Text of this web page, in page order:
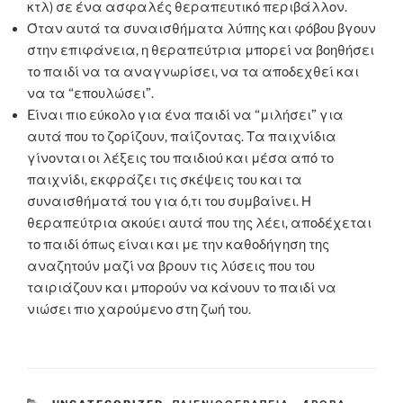
κτλ) σε ένα ασφαλές θεραπευτικό περιβάλλον.
Όταν αυτά τα συναισθήματα λύπης και φόβου βγουν
στην επιφάνεια, η θεραπεύτρια μπορεί να βοηθήσει
το παιδί να τα αναγνωρίσει, να τα αποδεχθεί και
να τα “επουλώσει”.
Eίναι πιο εύκολο για ένα παιδί να “μιλήσει” για
αυτά που το ζορίζουν, παίζοντας. Τα παιχνίδια
γίνονται οι λέξεις του παιδιού και μέσα από το
παιχνίδι, εκφράζει τις σκέψεις του και τα
συναισθήματά του για ό,τι του συμβαίνει. Η
θεραπεύτρια ακούει αυτά που της λέει, αποδέχεται
το παιδί όπως είναι και με την καθοδήγηση της
αναζητούν μαζί να βρουν τις λύσεις που του
ταιριάζουν και μπορούν να κάνουν το παιδί να
νιώσει πιο χαρούμενο στη ζωή του.